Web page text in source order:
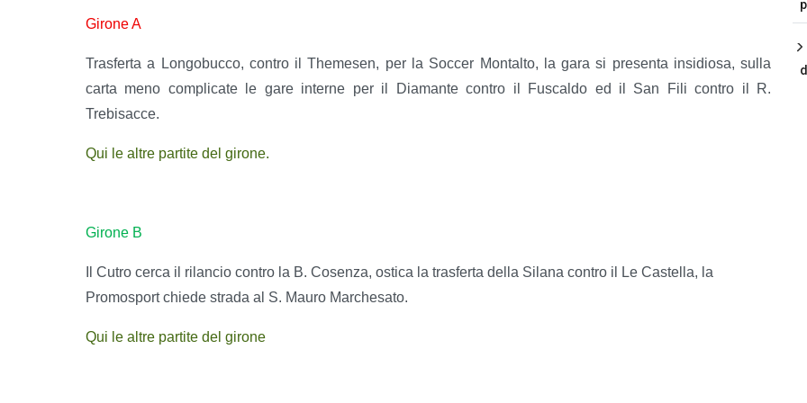
Girone A
Trasferta a Longobucco, contro il Themesen, per la Soccer Montalto, la gara si presenta insidiosa, sulla
carta meno complicate le gare interne per il Diamante contro il Fuscaldo ed il San Fili contro il R.
Trebisacce.
Qui le altre partite del girone.
Girone B
Il Cutro cerca il rilancio contro la B. Cosenza, ostica la trasferta della Silana contro il Le Castella, la
Promosport chiede strada al S. Mauro Marchesato.
Qui le altre partite del girone